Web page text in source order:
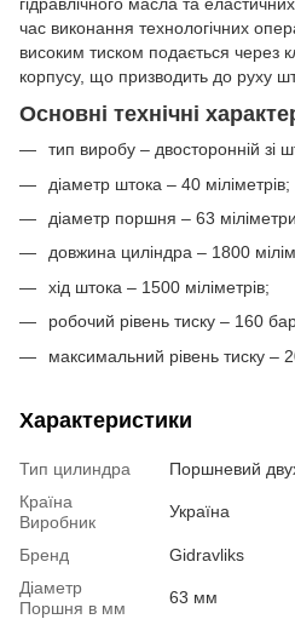
час виконання технологічних
високим тиском подається через
корпусу, що призводить до руху
Основні технічні
тип виробу – двосторонній зі
діаметр штока – 40 міліметрів;
діаметр поршня – 63
довжина циліндра – 1800
хід штока – 1500 міліметрів;
робочий рівень тиску – 160
максимальний рівень тиску –
Характеристики
Тип цилиндра
Поршневий
Країна
Виробник
Україна
Бренд
Gidravliks
Діаметр
Поршня в мм
63 мм